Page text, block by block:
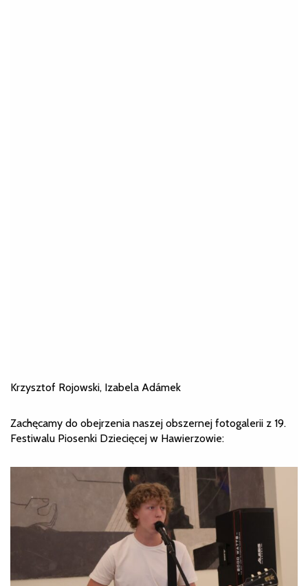
Krzysztof Rojowski, Izabela Adámek
Zachęcamy do obejrzenia naszej obszernej fotogalerii z 19.
Festiwalu Piosenki Dziecięcej w Hawierzowie: